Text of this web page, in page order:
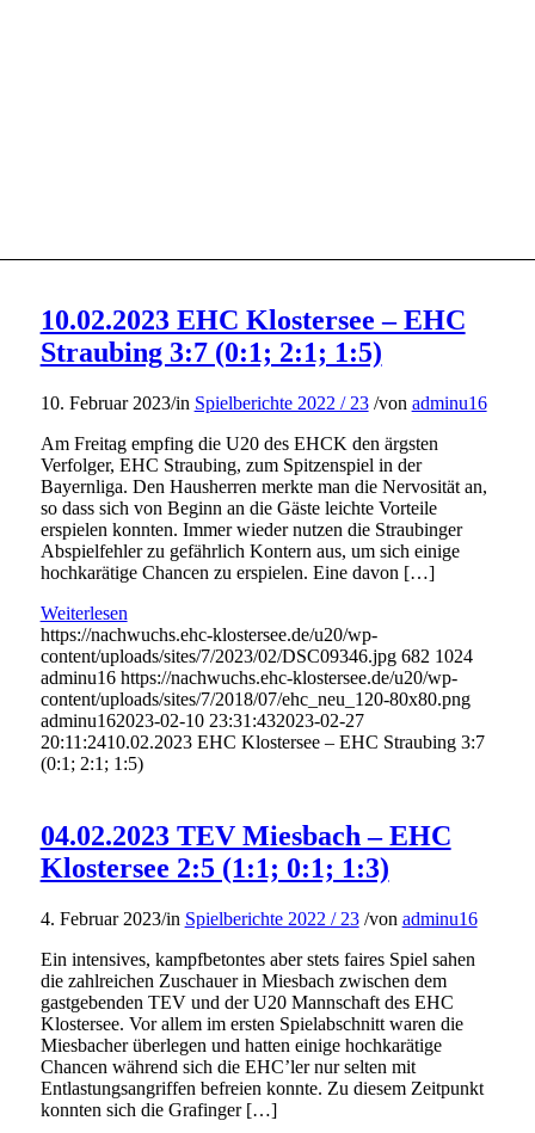
10.02.2023 EHC Klostersee – EHC
Straubing 3:7 (0:1; 2:1; 1:5)
10. Februar 2023/in Spielberichte 2022 / 23 /von adminu16
Am Freitag empfing die U20 des EHCK den ärgsten
Verfolger, EHC Straubing, zum Spitzenspiel in der
Bayernliga. Den Hausherren merkte man die Nervosität an,
so dass sich von Beginn an die Gäste leichte Vorteile
erspielen konnten. Immer wieder nutzen die Straubinger
Abspielfehler zu gefährlich Kontern aus, um sich einige
hochkarätige Chancen zu erspielen. Eine davon […]
Weiterlesen
https://nachwuchs.ehc-klostersee.de/u20/wp-
content/uploads/sites/7/2023/02/DSC09346.jpg 682 1024
adminu16 https://nachwuchs.ehc-klostersee.de/u20/wp-
content/uploads/sites/7/2018/07/ehc_neu_120-80x80.png
adminu162023-02-10 23:31:432023-02-27
20:11:2410.02.2023 EHC Klostersee – EHC Straubing 3:7
(0:1; 2:1; 1:5)
04.02.2023 TEV Miesbach – EHC
Klostersee 2:5 (1:1; 0:1; 1:3)
4. Februar 2023/in Spielberichte 2022 / 23 /von adminu16
Ein intensives, kampfbetontes aber stets faires Spiel sahen
die zahlreichen Zuschauer in Miesbach zwischen dem
gastgebenden TEV und der U20 Mannschaft des EHC
Klostersee. Vor allem im ersten Spielabschnitt waren die
Miesbacher überlegen und hatten einige hochkarätige
Chancen während sich die EHC’ler nur selten mit
Entlastungsangriffen befreien konnte. Zu diesem Zeitpunkt
konnten sich die Grafinger […]